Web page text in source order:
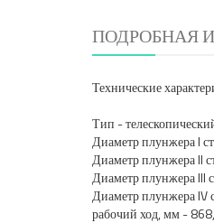
ПОДРОБНАЯ
Технические
Тип -
Диаметр плунжера I
Диаметр плунжера II
Диаметр плунжера III
рабочий ход, мм -